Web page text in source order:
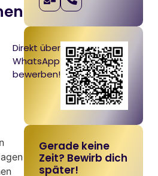
Direkt über
WhatsApp
bewerben!
Gerade keine
Zeit? Bewirb dich
später!